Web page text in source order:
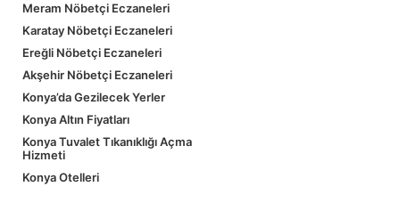
Meram Nöbetçi Eczaneleri
Karatay Nöbetçi Eczaneleri
Ereğli Nöbetçi Eczaneleri
Akşehir Nöbetçi Eczaneleri
Konya’da Gezilecek Yerler
Konya Altın Fiyatları
Konya Tuvalet Tıkanıklığı Açma
Hizmeti
Konya Otelleri